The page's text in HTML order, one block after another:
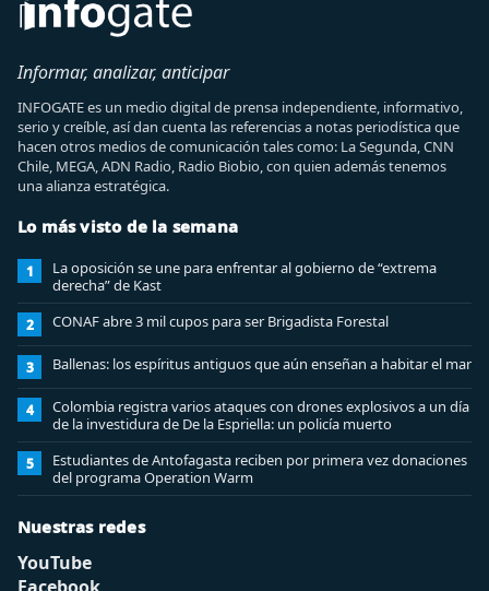
Informar, analizar, anticipar
INFOGATE es un medio digital de prensa independiente, informativo,
serio y creíble, así dan cuenta las referencias a notas periodística que
hacen otros medios de comunicación tales como: La Segunda, CNN
Chile, MEGA, ADN Radio, Radio Biobio, con quien además tenemos
una alianza estratégica.
Lo más visto de la semana
1
La oposición se une para enfrentar al gobierno de “extrema
derecha” de Kast
2 CONAF abre 3 mil cupos para ser Brigadista Forestal
3 Ballenas: los espíritus antiguos que aún enseñan a habitar el mar
4
Colombia registra varios ataques con drones explosivos a un día
de la investidura de De la Espriella: un policía muerto
5
Estudiantes de Antofagasta reciben por primera vez donaciones
del programa Operation Warm
Nuestras redes
YouTube